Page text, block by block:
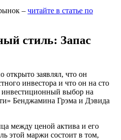
– читайте в статье по
стиль: Запас
заявлял, что он
инвестора и что он на сто
инвестиционный выбор на
Бенджамина Грэма и Дэвида
между ценой актива и его
этой маржи состоит в том,